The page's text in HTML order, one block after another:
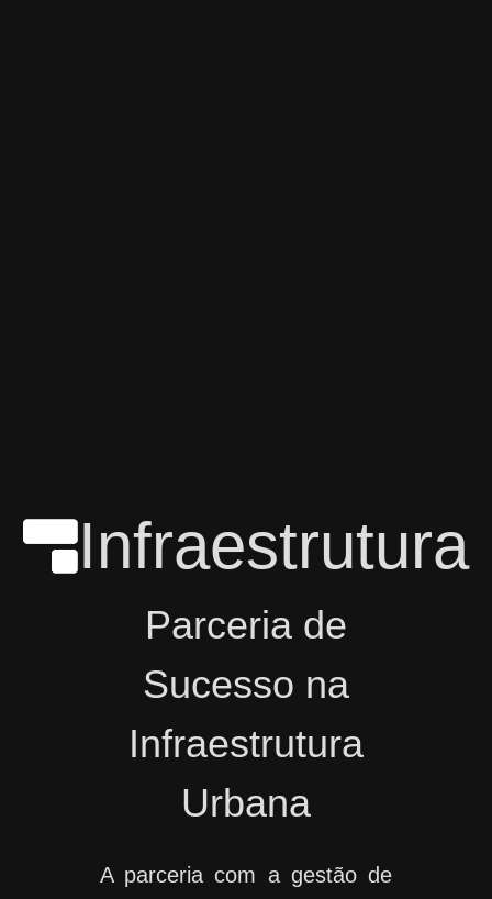
Infraestrutura
Parceria de
Sucesso na
Infraestrutura
Urbana
A parceria com a gestão de